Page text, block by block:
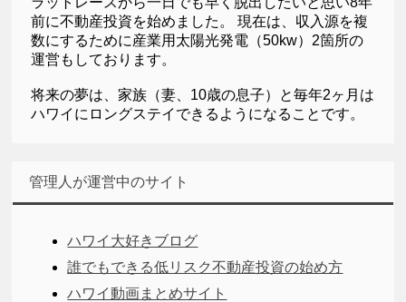
前に不動産投資を始めました。 現在は、収入源を複
数にするために産業用太陽光発電（50kw）2箇所の
運営もしております。
将来の夢は、家族（妻、10歳の息子）と毎年2ヶ月は
ハワイにロングステイできるようになることです。
管理人が運営中のサイト
ハワイ大好きブログ
誰でもできる低リスク不動産投資の始め方
ハワイ動画まとめサイト